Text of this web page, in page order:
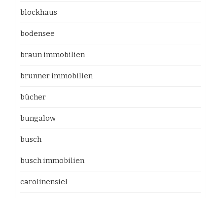
blockhaus
bodensee
braun immobilien
brunner immobilien
bücher
bungalow
busch
busch immobilien
carolinensiel